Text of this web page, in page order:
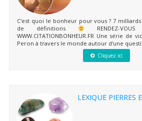
C'est quoi le bonheur pour vous ? 7
de définitions
RENDEZ-
WWW.CITATIONBONHEUR.FR Une série de
Peron à travers le monde autour d'une
Cliquez ici
LEXIQUE PIERRES